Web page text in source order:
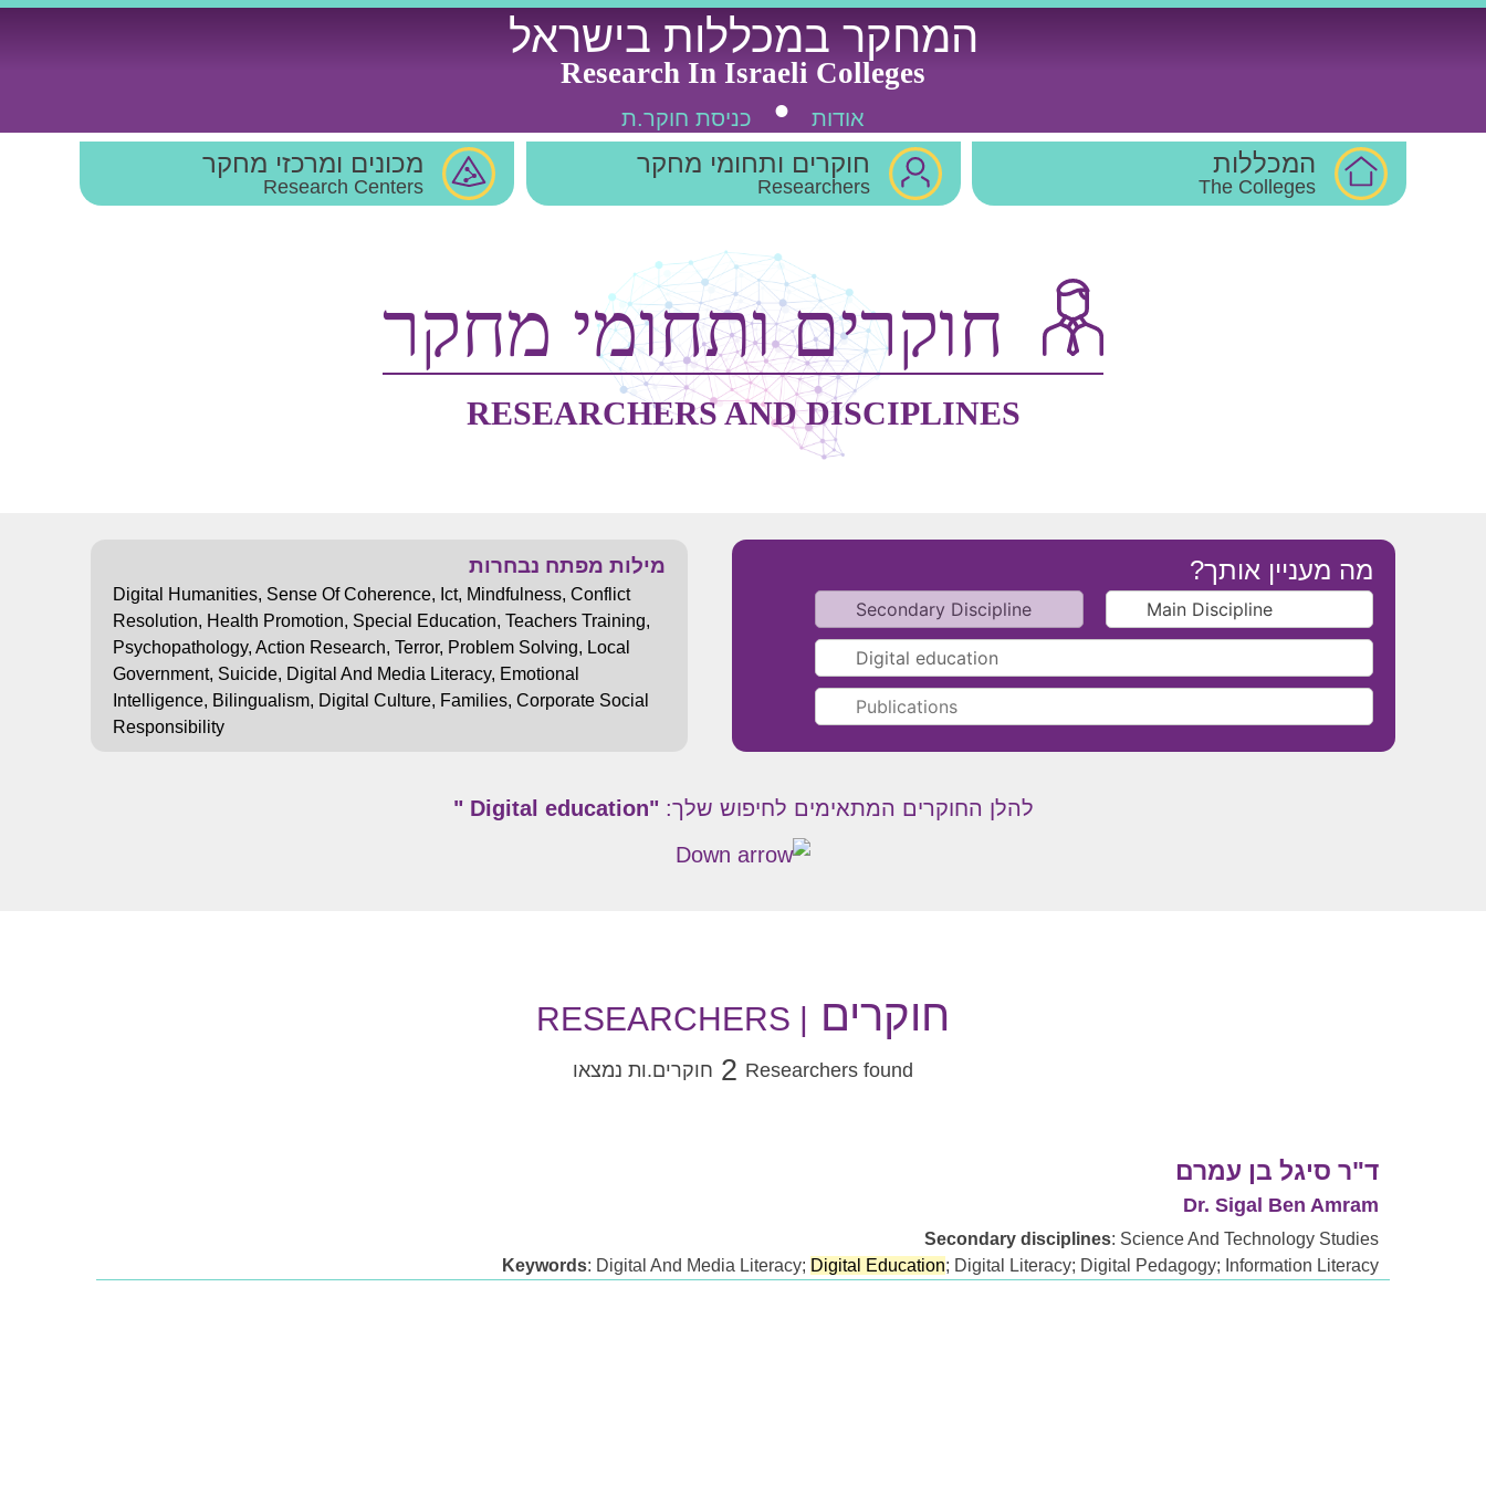
Skip
המחקר במכללות בישראל
Research In Israeli Colleges
אודות כניסת חוקר.ת
המכללות
The Colleges
חוקרים ותחומי מחקר
Researchers
מכונים ומרכזי מחקר
Research Centers
חוקרים ותחומי מחקר
RESEARCHERS AND DISCIPLINES
מה מעניין אותך? מילות מפתח נבחרות
Digital Humanities, Sense Of Coherence, Ict, Mindfulness, Conflict
Resolution, Health Promotion, Special Education, Teachers Training,
Psychopathology, Action Research, Terror, Problem Solving, Local
Government, Suicide, Digital And Media Literacy, Emotional
Intelligence, Bilingualism, Digital Culture, Families, Corporate Social
Responsibility
להלן החוקרים המתאימים לחיפוש שלך:"Digital education "
חוקרים | RESEARCHERS
Researchers found
2 חוקרים.ות נמצאו
ד"ר סיגל בן עמרם
Dr. Sigal Ben Amram
Secondary disciplines: Science And Technology Studies
Keywords: Digital And Media Literacy; Digital Education; Digital Literacy; Digital Pedagogy; Information Literacy